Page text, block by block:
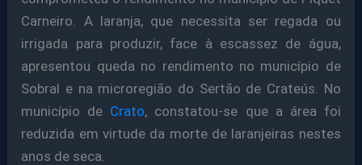
Carneiro. A laranja, que necessita ser regada ou
irrigada para produzir, face à escassez de água,
apresentou queda no rendimento no município de
Sobral e na microregião do Sertão de Crateús. No
município de Crato, constatou-se que a área foi
reduzida em virtude da morte de laranjeiras nestes
anos de seca.